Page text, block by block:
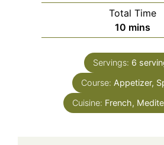
Total Time
10 minutes
mins
Servings: 6
Course: Appetizer,
Cuisine: French,